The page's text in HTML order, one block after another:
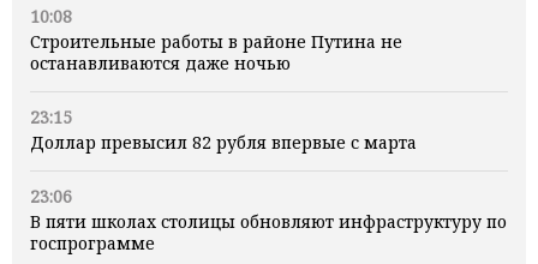
10:08
Строительные работы в районе Путина не
останавливаются даже ночью
23:15
Доллар превысил 82 рубля впервые с марта
23:06
В пяти школах столицы обновляют инфраструктуру по
госпрограмме